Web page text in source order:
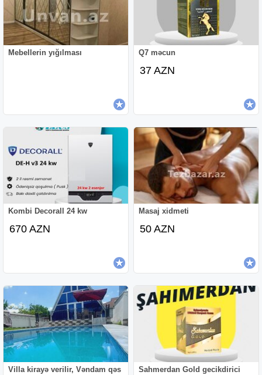
Mebellerin yığılması Q7 məcun
37 AZN
Kombi Decorall 24 kw
670 AZN
Masaj xidmeti
50 AZN
Villa kirayə verilir, Vəndam qəs
Sahmerdan Gold gecikdirici